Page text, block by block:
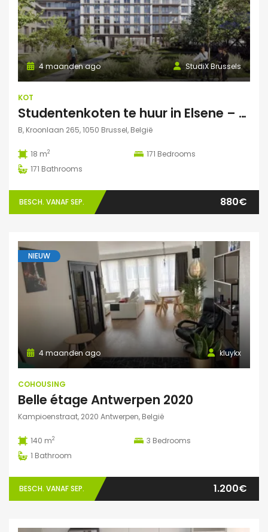
StudiX Brussels
4 maanden ago
KOT
Studentenkoten te huur in Elsene – Residentie StudiX
B, Kroonlaan 265, 1050 Brussel, België
18 m2 171 Bedrooms
171 Bathrooms
BESCH. VANAF SEP. 880€
NIEUW
kluykx
4 maanden ago
COHOUSING
Belle étage Antwerpen 2020
Kampioenstraat, 2020 Antwerpen, België
140 m2 3 Bedrooms
1 Bathroom
BESCH. VANAF SEP. 1.200€